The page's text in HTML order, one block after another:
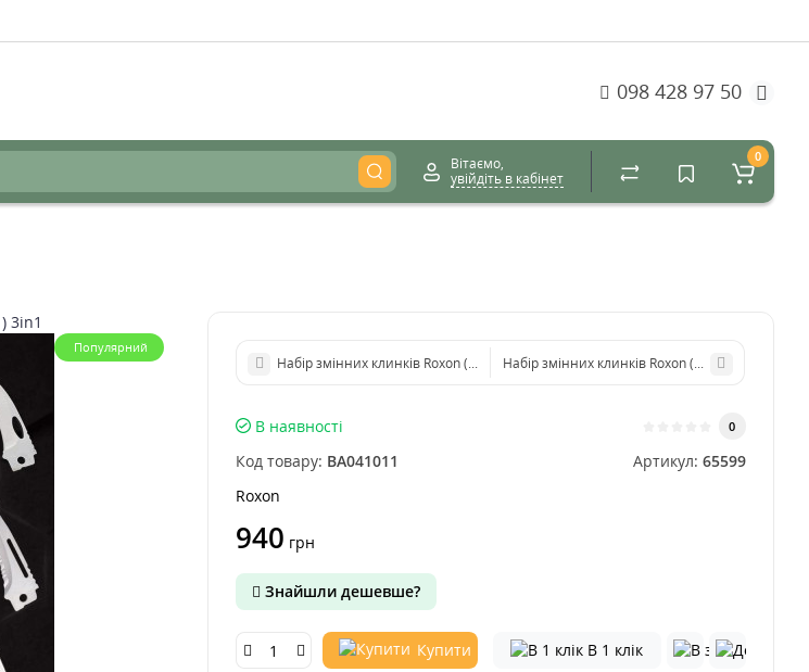
098 428 97 50
Вітаємо,
увійдіть в кабінет
0
Популярний
Набір змінних клинків Roxon (BA03; BA08; BA09) 3in1Набір змінних клинків Roxon (BA12; BA13;
В наявності 0
Код товару: BA041011 Артикул: 65599
Roxon
940 грн
Знайшли дешевше?
Купити В 1 клік